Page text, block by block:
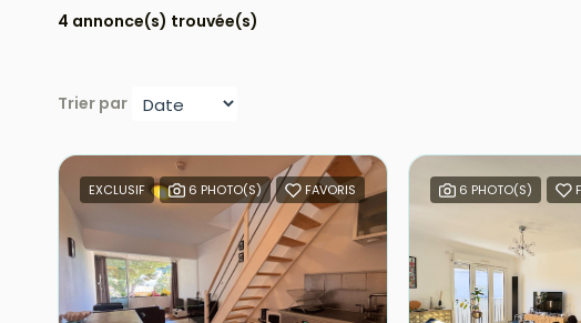
4 annonce(s) trouvée(s)
Trier par
EXCLUSIF 6 PHOTO(S) FAVORIS 6 PHOTO(S)